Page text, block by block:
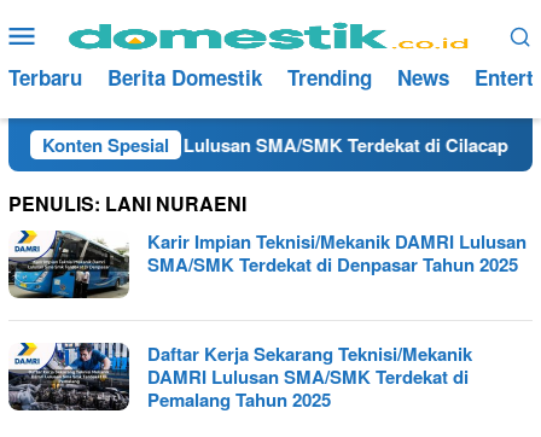
ke
konten
Menu
Mobile
Terbaru Berita Domestik Trending News
Konten Spesial
Mekanik DAMRI Lulusan SMA/SMK Terdekat di Cilacap Tahun
PENULIS: LANI NURAENI
Karir Impian Teknisi/Mekanik DAMRI Lulusan
SMA/SMK Terdekat di Denpasar Tahun 2025
Daftar Kerja Sekarang Teknisi/Mekanik
DAMRI Lulusan SMA/SMK Terdekat di
Pemalang Tahun 2025